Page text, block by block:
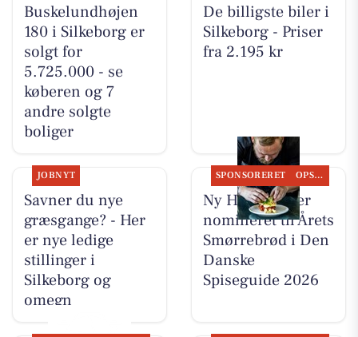
Buskelundhøjen
180 i Silkeborg er
solgt for
5.725.000 - se
køberen og 7
andre solgte
boliger
De billigste biler i
Silkeborg - Priser
fra 2.195 kr
JOBNYT
Savner du nye
græsgange? - Her
er nye ledige
stillinger i
Silkeborg og
omegn
SPONSORERET OPSLAGSTAVLEN
Ny Hattenæs er
nomineret til Årets
Smørrebrød i Den
Danske
Spiseguide 2026